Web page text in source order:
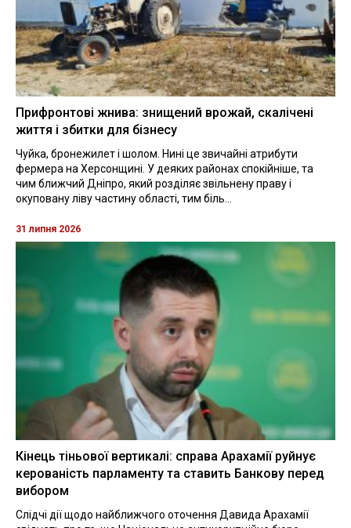
Прифронтові жнива: знищений врожай, скалічені
життя і збитки для бізнесу
Чуйка, бронежилет і шолом. Нині це звичайні атрибути
фермера на Херсонщині. У деяких районах спокійніше, та
чим ближчий Дніпро, який розділяє звільнену праву і
окуповану ліву частину області, тим біль...
31 липня 2026
Кінець тіньової вертикалі: справа Арахамії руйнує
керованість парламенту та ставить Банкову перед
вибором
Слідчі дії щодо найближчого оточення Давида Арахамії